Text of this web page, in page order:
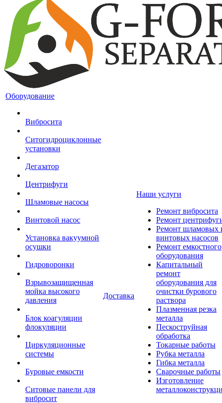
Оборудование
Вибросита
Ситогидроциклонные
установки
Дегазатор
Центрифуги
Шламовые насосы
Винтовой насос
Установка вакуумной
осушки
Гидроворонки
Взрывозащищенная
мойка высокого
давления
Блок коагуляции
флокуляции
Циркуляционные
системы
Буровые емкости
Ситовые панели для
вибросит
Доставка
Наши услуги
Ремонт вибросита
Ремонт
Ремонт шламовых
винтовых насосов
Ремонт емкостного
оборудования
Капитальный
ремонт
оборудования для
очистки бурового
раствора
Плазменная резка
металла
Пескоструйная
обработка
Токарные работы
Рубка металла
Гибка металла
Сварочные работы
Изготовление